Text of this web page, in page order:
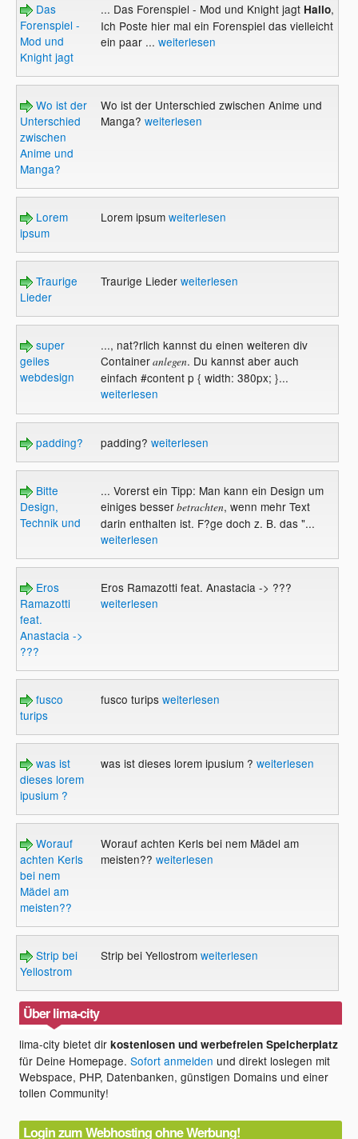
Das
Forenspiel -
Mod und
Knight jagt
... Das Forenspiel - Mod und Knight jagt Hallo,
Ich Poste hier mal ein Forenspiel das vielleicht
ein paar ... weiterlesen
Wo ist der
Unterschied
zwischen
Anime und
Manga?
Wo ist der Unterschied zwischen Anime und
Manga? weiterlesen
Lorem
ipsum
Lorem ipsum weiterlesen
Traurige
Lieder
Traurige Lieder weiterlesen
super
geiles
webdesign
..., nat?rlich kannst du einen weiteren div
Containeranlegen. Du kannst aber auch
einfach #content p { width: 380px; }...
weiterlesen
padding? padding? weiterlesen
Bitte
Design,
Technik und
... Vorerst ein Tipp: Man kann ein Design um
einiges besserbetrachten, wenn mehr Text
darin enthalten ist. F?ge doch z. B. das "...
weiterlesen
Eros
Ramazotti
feat.
Anastacia ->
???
Eros Ramazotti feat. Anastacia -> ???
weiterlesen
fusco
turips
fusco turips weiterlesen
was ist
dieses lorem
ipusium ?
was ist dieses lorem ipusium ? weiterlesen
Worauf
achten Kerls
bei nem
Mädel am
meisten??
Worauf achten Kerls bei nem Mädel am
meisten?? weiterlesen
Strip bei
Yellostrom
Strip bei Yellostrom weiterlesen
Über lima-city
lima-city bietet dirkostenlosen und werbefreien Speicherplatz
für Deine Homepage.Sofort anmelden und direkt loslegen mit
Webspace, PHP, Datenbanken, günstigen Domains und einer
tollen Community!
Login zum Webhosting ohne Werbung!